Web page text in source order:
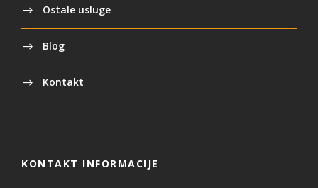
Ostale usluge
Blog
Kontakt
KONTAKT INFORMACIJE